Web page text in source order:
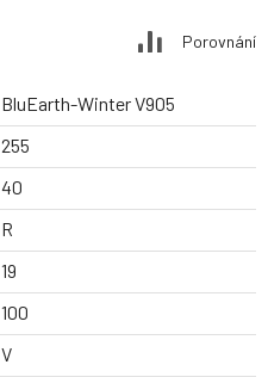
Porovnání
BluEarth-Winter V905
255
40
R
19
100
V